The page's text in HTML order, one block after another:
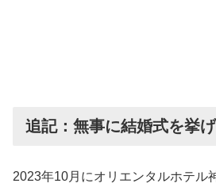
追記：無事に結婚式を挙
2023年10月にオリエンタルホテル